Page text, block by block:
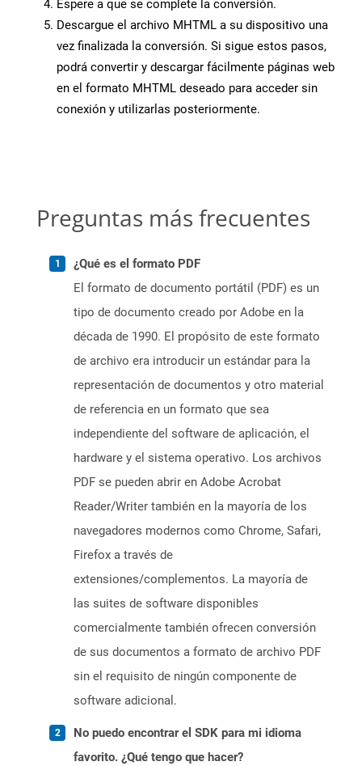
Espere a que se complete la conversión.
Descargue el archivo MHTML a su dispositivo una
vez finalizada la conversión. Si sigue estos pasos,
podrá convertir y descargar fácilmente páginas web
en el formato MHTML deseado para acceder sin
conexión y utilizarlas posteriormente.
Preguntas más frecuentes
¿Qué es el formato PDF
El formato de documento portátil (PDF) es un
tipo de documento creado por Adobe en la
década de 1990. El propósito de este formato
de archivo era introducir un estándar para la
representación de documentos y otro material
de referencia en un formato que sea
independiente del software de aplicación, el
hardware y el sistema operativo. Los archivos
PDF se pueden abrir en Adobe Acrobat
Reader/Writer también en la mayoría de los
navegadores modernos como Chrome, Safari,
Firefox a través de
extensiones/complementos. La mayoría de
las suites de software disponibles
comercialmente también ofrecen conversión
de sus documentos a formato de archivo PDF
sin el requisito de ningún componente de
software adicional.
No puedo encontrar el SDK para mi idioma
favorito. ¿Qué tengo que hacer?